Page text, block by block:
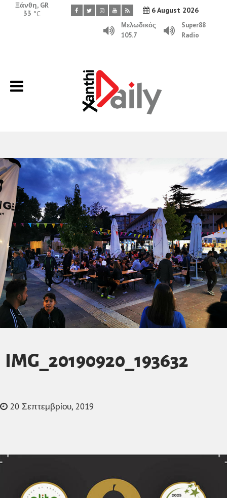
6 August 2026
Ξάνθη, GR
33 °C
Μελωδικός
105.7
Super88
Radio
IMG_20190920_193632
20 Σεπτεμβρίου, 2019